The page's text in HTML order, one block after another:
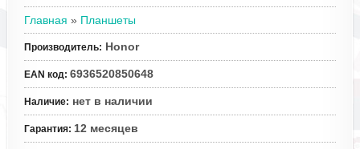
Главная » Планшеты
Производитель: Honor
EAN код: 6936520850648
Наличие: нет в наличии
Гарантия: 12 месяцев